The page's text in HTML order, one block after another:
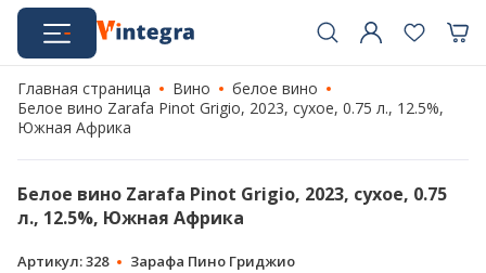
Главная страница Вино
белое вино
Белое вино Zarafa Pinot Grigio, 2023, сухое, 0.75 л., 12.5%,
Южная Африка
Белое вино Zarafa Pinot Grigio, 2023, сухое, 0.75
л., 12.5%, Южная Африка
Артикул: 328 Зарафа Пино Гриджио